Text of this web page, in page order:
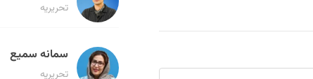
تحریریه
سمانه سمیع
تحریریه